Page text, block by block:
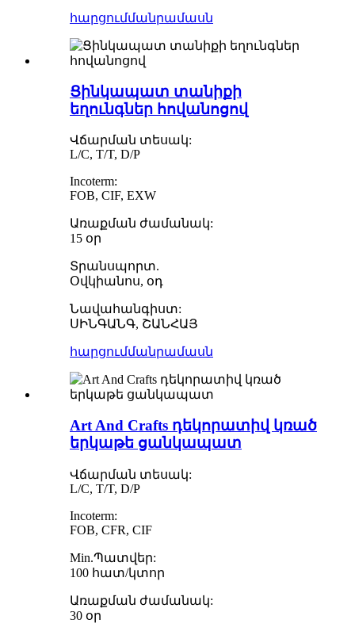
հարցումմանրամասն
Ցինկապատ տանիքի
եղունգներ հովանոցով
Վճարման տեսակ:
L/C, T/T, D/P
Incoterm:
FOB, CIF, EXW
Առաքման ժամանակ:
15 օր
Տրանսպորտ.
Օվկիանոս, օդ
Նավահանգիստ:
ՍԻՆԳԱՆԳ, ՇԱՆՀԱՅ
հարցումմանրամասն
Art And Crafts դեկորատիվ կռած
երկաթե ցանկապատ
Վճարման տեսակ:
L/C, T/T, D/P
Incoterm:
FOB, CFR, CIF
Min.Պատվեր:
100 հատ/կտոր
Առաքման ժամանակ:
30 օր